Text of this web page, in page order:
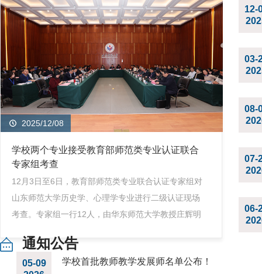
2025/12/08
学校两个专业接受教育部师范类专业认证联合
专家组考查
12月3日至6日，教育部师范类专业联合认证专家组对
山东师范大学历史学、心理学专业进行二级认证现场
考查。专家组一行12人，由华东师范大学教授庄辉明
学教授叶忠担任心理学专业专家组组长。山东省教育
科学研究院副院长薄存旭；校党委书记冯继康，校长
12-
03-
08-
07-
06-
通知公告
05-09
学校首批教师教学发展师名单公布！